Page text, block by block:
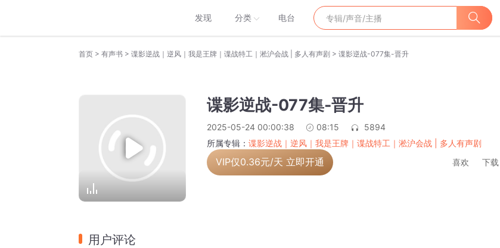
发现 分类 电台
首页 > 有声书 > 谍影逆战｜逆风｜我是王牌｜谍战特工｜淞沪会战 | 多人有声剧 > 谍影逆战-077集-晋升
谍影逆战-077集-晋升
2025-05-24 00:00:38 08:15
5894
所属专辑： 谍影逆战｜逆风｜我是王牌｜谍战特工｜淞沪会战 | 多人有声剧
VIP仅0.36元/天 立即开通 喜欢 下载
用户评论